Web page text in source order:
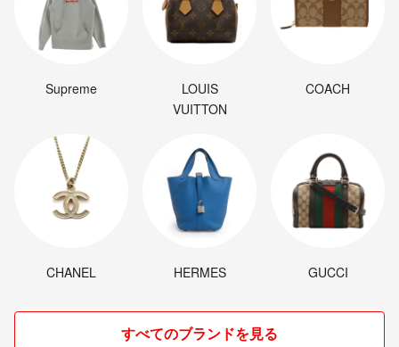
Supreme
LOUIS
VUITTON
COACH
CHANEL HERMES GUCCI
すべてのブランドを見る